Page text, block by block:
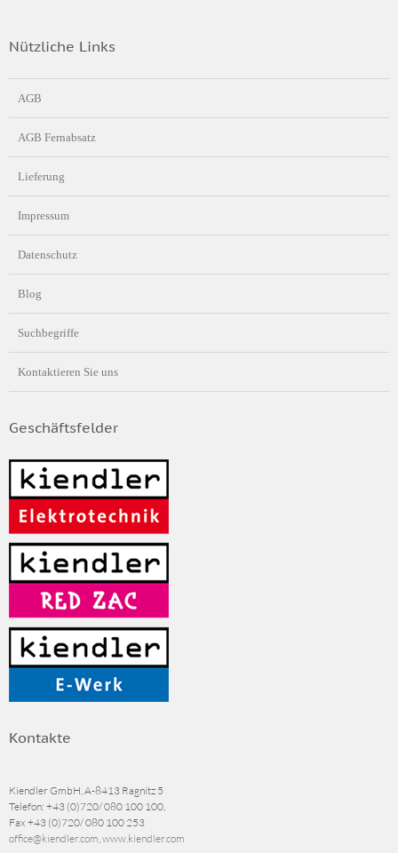
Nützliche Links
AGB
AGB Fernabsatz
Lieferung
Impressum
Datenschutz
Blog
Suchbegriffe
Kontaktieren Sie uns
Geschäftsfelder
Kontakte
Kiendler GmbH, A-8413 Ragnitz 5
Telefon: +43 (0)720/ 080 100 100,
Fax +43 (0)720/ 080 100 253
office@kiendler.com,www.kiendler.com